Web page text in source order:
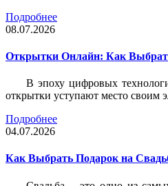
Подробнее
08.07.2026
Открытки Онлайн: Как
В эпоху цифровых
открытки уступают место своим
Подробнее
04.07.2026
Как Выбрать Подарок на